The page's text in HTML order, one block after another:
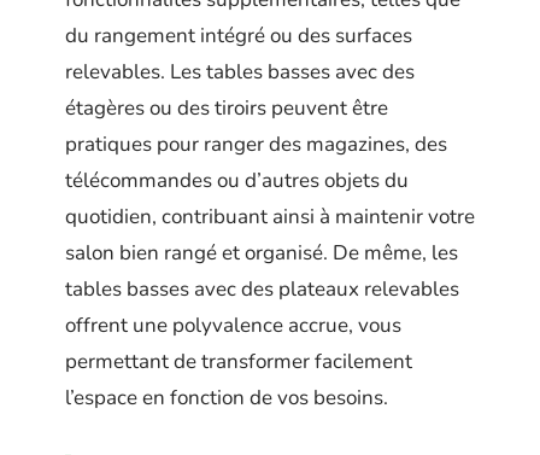
du rangement intégré ou des surfaces
relevables. Les tables basses avec des
étagères ou des tiroirs peuvent être
pratiques pour ranger des magazines, des
télécommandes ou d’autres objets du
quotidien, contribuant ainsi à maintenir votre
salon bien rangé et organisé. De même, les
tables basses avec des plateaux relevables
offrent une polyvalence accrue, vous
permettant de transformer facilement
l’espace en fonction de vos besoins.